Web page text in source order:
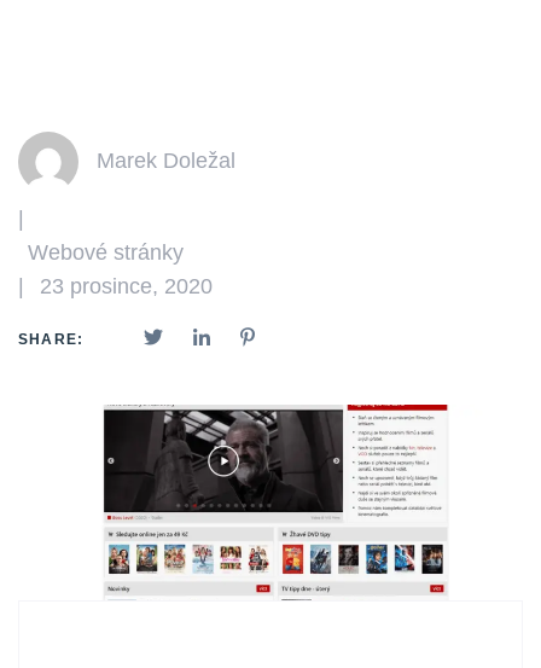
Marek Doležal
|
Webové stránky
|
23 prosince, 2020
SHARE: